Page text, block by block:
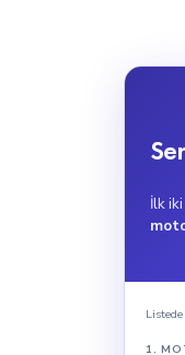
2023
2023
2023
İlk
Listede
1.